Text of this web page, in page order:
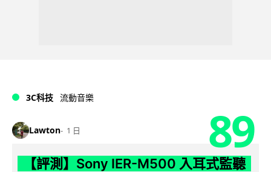
3C科技 流動音樂
Lawton 1 日 89
【評測】Sony IER-M500 入耳式監聽